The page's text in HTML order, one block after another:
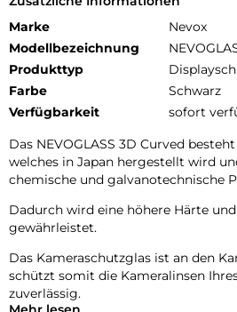
Marke
Nevox
Modellbezeichnung
Produkttyp
Farbe
Schwarz
Verfügbarkeit
sofort
Das NEVOGLASS 3D Curved
welches in Japan hergestellt wird
chemische und galvanotechnische
Dadurch wird eine höhere Härte
gewährleistet.
Das Kameraschutzglas ist an den
schützt somit die Kameralinsen
zuverlässig.